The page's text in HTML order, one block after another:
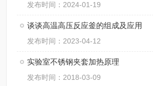
发布时间：2024-01-19
谈谈高温高压反应釜的组成及应用
发布时间：2023-04-12
实验室不锈钢夹套加热原理
发布时间：2018-03-09